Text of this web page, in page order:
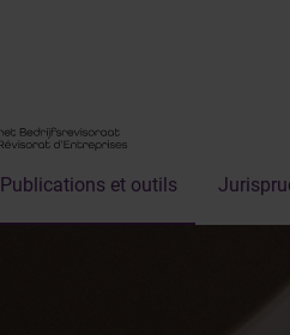
Publications et outils